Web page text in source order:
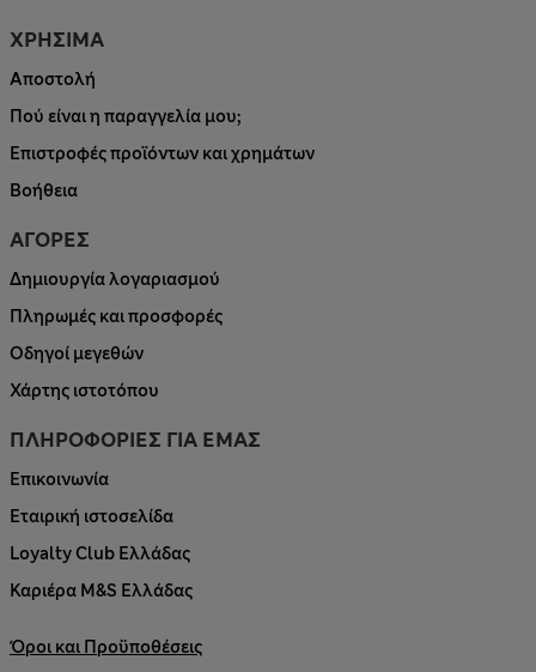
ΧΡΗΣΙΜΑ
Αποστολή
Πού είναι η παραγγελία μου;
Επιστροφές προϊόντων και χρημάτων
Βοήθεια
ΑΓΟΡΕΣ
Δημιουργία λογαριασμού
Πληρωμές και προσφορές
Οδηγοί μεγεθών
Χάρτης ιστοτόπου
ΠΛΗΡΟΦΟΡΙΕΣ ΓΙΑ ΕΜΑΣ
Επικοινωνία
Εταιρική ιστοσελίδα
Loyalty Club Ελλάδας
Καριέρα M&S Ελλάδας
Όροι και Προϋποθέσεις